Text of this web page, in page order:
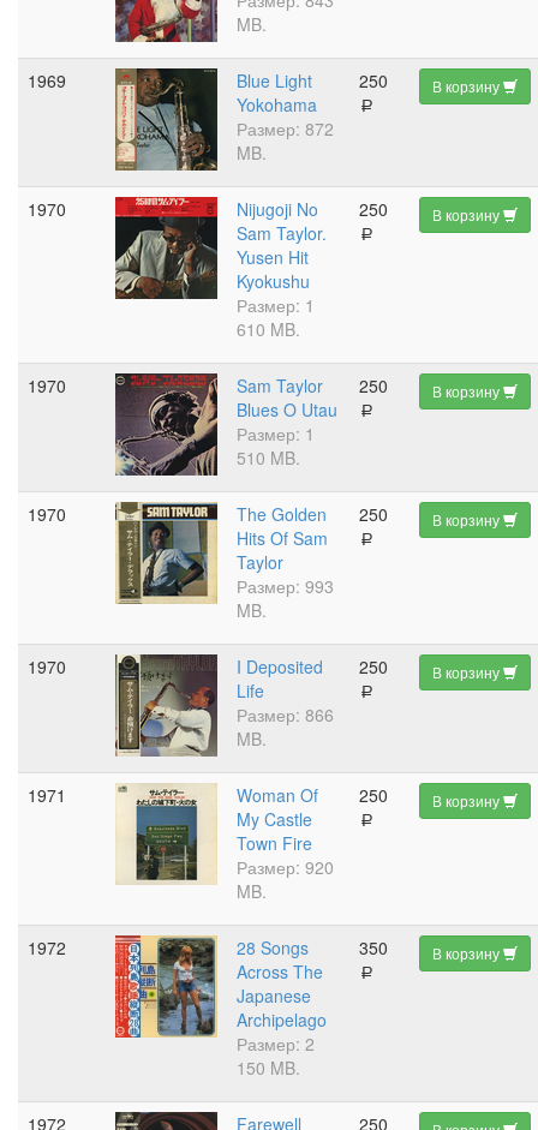
MB.
1969
Blue Light
Yokohama
Размер: 872
MB.
250
a
В корзину
1970
Nijugoji No
Sam Taylor.
Yusen Hit
Kyokushu
Размер: 1
610 MB.
250
a
В корзину
1970
Sam Taylor
Blues O Utau
Размер: 1
510 MB.
250
a
В корзину
1970
The Golden
Hits Of Sam
Taylor
Размер: 993
MB.
250
a
В корзину
1970
I Deposited
Life
Размер: 866
MB.
250
a
В корзину
1971
Woman Of
My Castle
Town Fire
Размер: 920
MB.
250
a
В корзину
1972
28 Songs
Across The
Japanese
Archipelago
Размер: 2
150 MB.
350
a
В корзину
1972
Farewell
250